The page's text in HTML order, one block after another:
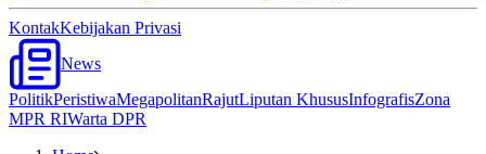
KontakKebijakan Privasi
News
PolitikPeristiwaMegapolitanRajutLiputan KhususInfografisZona
MPR RIWarta DPR